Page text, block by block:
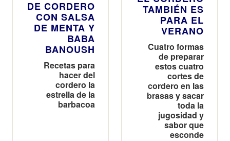
DE CORDERO
CON SALSA
DE MENTA Y
BABA
BANOUSH
Recetas para
hacer del
cordero la
estrella de la
barbacoa
TAMBIÉN ES
PARA EL
VERANO
Cuatro formas
de preparar
estos cuatro
cortes de
cordero en las
brasas y sacar
toda la
jugosidad y
sabor que
esconde